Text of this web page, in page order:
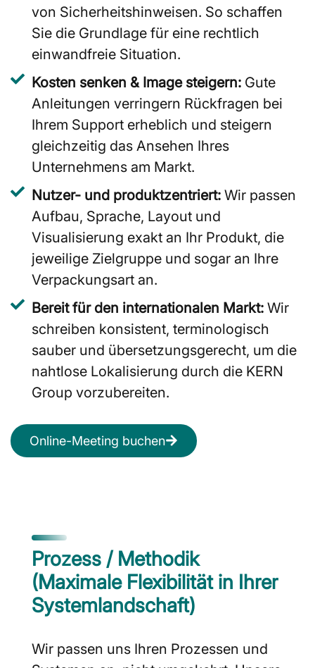
von Sicherheitshinweisen. So schaffen
Sie die Grundlage für eine rechtlich
einwandfreie Situation.
Kosten senken & Image steigern: Gute
Anleitungen verringern Rückfragen bei
Ihrem Support erheblich und steigern
gleichzeitig das Ansehen Ihres
Unternehmens am Markt.
Nutzer- und produktzentriert: Wir passen
Aufbau, Sprache, Layout und
Visualisierung exakt an Ihr Produkt, die
jeweilige Zielgruppe und sogar an Ihre
Verpackungsart an.
Bereit für den internationalen Markt: Wir
schreiben konsistent, terminologisch
sauber und übersetzungsgerecht, um die
nahtlose Lokalisierung durch die KERN
Group vorzubereiten.
Online-Meeting buchen
Prozess / Methodik
(Maximale Flexibilität in Ihrer
Systemlandschaft)
Wir passen uns Ihren Prozessen und